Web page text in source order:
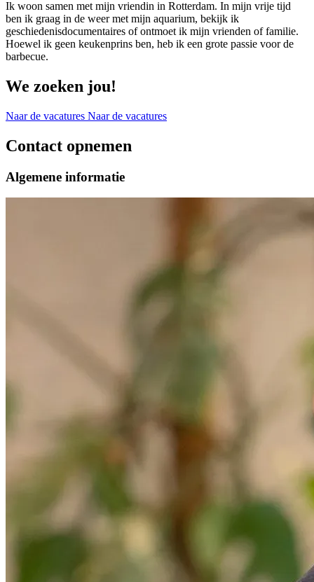
Ik woon samen met mijn vriendin in Rotterdam. In mijn vrije tijd
ben ik graag in de weer met mijn aquarium, bekijk ik
geschiedenisdocumentaires of ontmoet ik mijn vrienden of familie.
Hoewel ik geen keukenprins ben, heb ik een grote passie voor de
barbecue.
We zoeken jou!
Naar de vacatures Naar de vacatures
Contact opnemen
Algemene informatie